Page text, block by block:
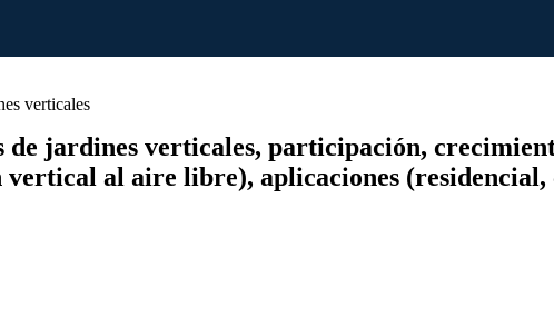
verticales
de jardines verticales, participación,
al aire libre), aplicaciones